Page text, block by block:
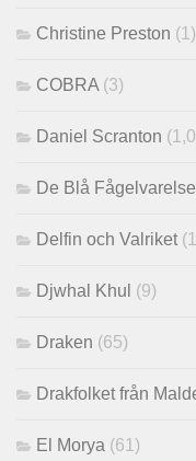
Christine Preston (1)
COBRA(3)
Daniel Scranton
De Blå
Delfin och Valriket
Djwhal Khul (9)
Draken (65)
Drakfolket från
El Morya (61)